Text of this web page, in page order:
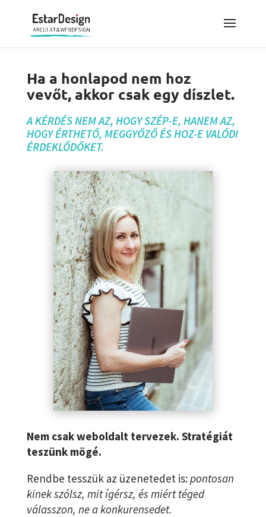
Ha a honlapod nem hoz
vevőt, akkor csak egy díszlet.
A KÉRDÉS NEM AZ, HOGY SZÉP-E, HANEM AZ,
HOGY ÉRTHETŐ, MEGGYŐZŐ ÉS HOZ-E VALÓDI
ÉRDEKLŐDŐKET.
Nem csak weboldalt tervezek. Stratégiát
teszünk mögé.
Rendbe tesszük az üzenetedet is:pontosan
kinek szólsz, mit ígérsz, és miért téged
válasszon, ne a konkurensedet.